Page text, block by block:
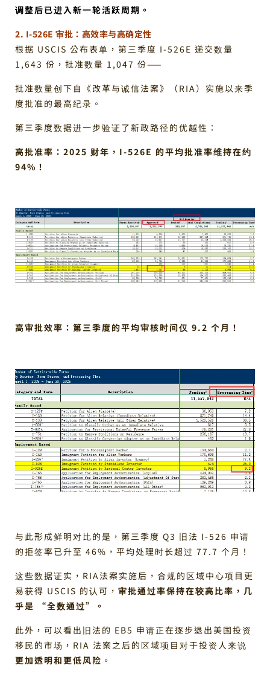
调整后已进入新一轮活跃周期。
2. I-526E 审批：高效率与高确定性
根据 USCIS 公布表单，第三季度 I-526E 递交数量
1,643 份，批准数量 1,047 份——
批准数量创下自《改革与诚信法案》（RIA）实施以来季
度批准的最高纪录。
第三季度数据进一步验证了新政路径的优越性：
高批准率：2025 财年，I-526E 的平均批准率维持在约
94%！
高审批效率：第三季度的平均审核时间仅 9.2 个月！
与此形成鲜明对比的是，第三季度 Q3 旧法 I-526 申请
的拒签率已升至 46%，平均处理时长超过 77.7 个月！
这些数据证实，RIA法案实施后，合规的区域中心项目更
易获得 USCIS 的认可， 审批通过率保持在较高比率，几
乎是 “全数通过”。
此外，可以看出旧法的 EB5 申请正在逐步退出美国投资
移民的市场，RIA 法案之后的区域项目对于投资人来说
更加透明和更低风险 。